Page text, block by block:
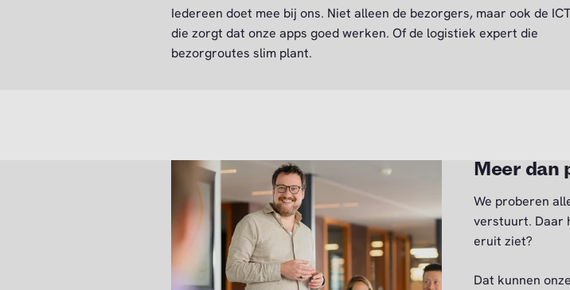
Iedereen doet mee bij ons. Niet alleen de bezorgers, maar ook de
die zorgt dat onze apps goed werken. Of de logistiek expert die
bezorgroutes slim plant.
Meer dan
We proberen
verstuurt. Daar
eruit ziet?
Dat kunnen